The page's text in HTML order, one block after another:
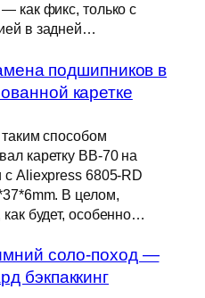
как фикс, только с
в задней…
подшипников в
каретке
таким способом
каретку BB-70 на
с Aliexpress 6805-RD
В целом,
как будет, особенно…
соло-поход —
бэкпаккинг